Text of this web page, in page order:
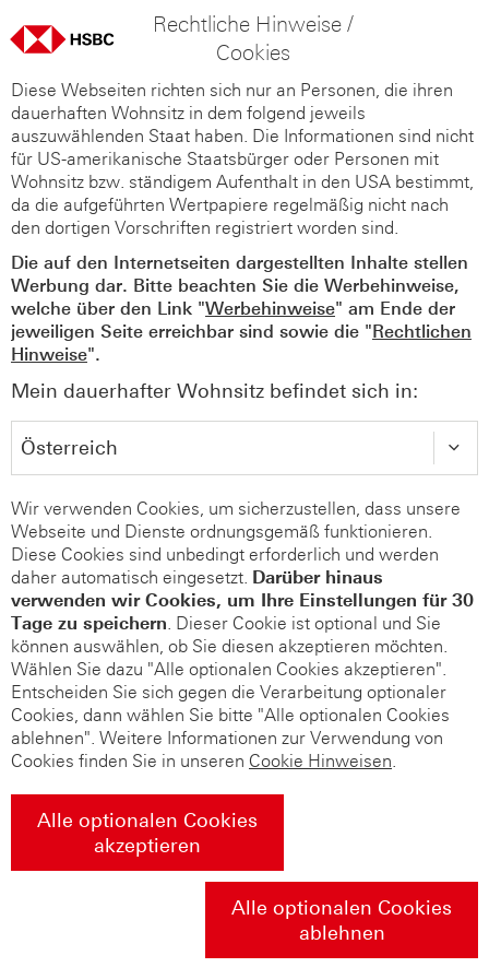
Rechtliche Hinweise /
Cookies
Diese Webseiten richten sich nur an Personen, die ihren
dauerhaften Wohnsitz in dem folgend jeweils
auszuwählenden Staat haben. Die Informationen sind nicht
für US-amerikanische Staatsbürger oder Personen mit
Wohnsitz bzw. ständigem Aufenthalt in den USA bestimmt,
da die aufgeführten Wertpapiere regelmäßig nicht nach
den dortigen Vorschriften registriert worden sind.
Die auf den Internetseiten dargestellten Inhalte stellen
Werbung dar. Bitte beachten Sie die Werbehinweise,
welche über den Link "Werbehinweise" am Ende der
jeweiligen Seite erreichbar sind sowie die "Rechtlichen
Hinweise".
Mein dauerhafter Wohnsitz befindet sich in:
Wir verwenden Cookies, um sicherzustellen, dass unsere
Webseite und Dienste ordnungsgemäß funktionieren.
Diese Cookies sind unbedingt erforderlich und werden
daher automatisch eingesetzt. Darüber hinaus
verwenden wir Cookies, um Ihre Einstellungen für 30
Tage zu speichern. Dieser Cookie ist optional und Sie
können auswählen, ob Sie diesen akzeptieren möchten.
Wählen Sie dazu "Alle optionalen Cookies akzeptieren".
Entscheiden Sie sich gegen die Verarbeitung optionaler
Cookies, dann wählen Sie bitte "Alle optionalen Cookies
ablehnen". Weitere Informationen zur Verwendung von
Cookies finden Sie in unseren Cookie Hinweisen.
Alle optionalen Cookies
akzeptieren
Alle optionalen Cookies
ablehnen